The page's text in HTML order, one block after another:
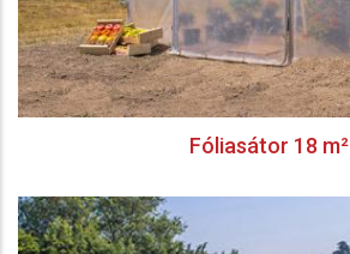
Fóliasátor 18 m²